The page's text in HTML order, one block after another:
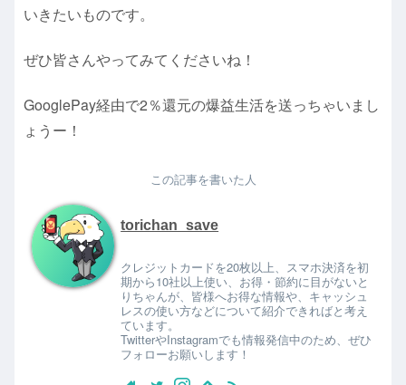
いきたいものです。
ぜひ皆さんやってみてくださいね！
GooglePay経由で2％還元の爆益生活を送っちゃいまし
ょうー！
この記事を書いた人
torichan_save
クレジットカードを20枚以上、スマホ決済を初
期から10社以上使い、お得・節約に目がないと
りちゃんが、皆様へお得な情報や、キャッシュ
レスの使い方などについて紹介できればと考え
ています。
TwitterやInstagramでも情報発信中のため、ぜひ
フォローお願いします！